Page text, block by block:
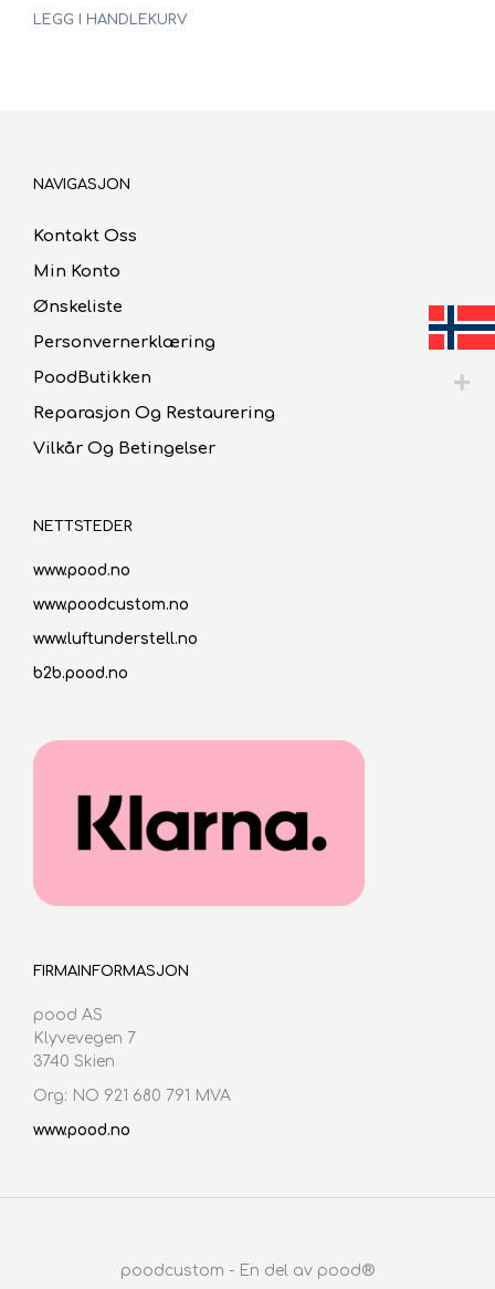
LEGG I HANDLEKURV
NAVIGASJON
Kontakt Oss
Min Konto
Ønskeliste
Personvernerklæring
PoodButikken
Reparasjon Og Restaurering
Vilkår Og Betingelser
NETTSTEDER
www.pood.no
www.poodcustom.no
www.luftunderstell.no
b2b.pood.no
FIRMAINFORMASJON
pood AS
Klyvevegen 7
3740 Skien
Org: NO 921 680 791 MVA
www.pood.no
poodcustom - En del av pood®